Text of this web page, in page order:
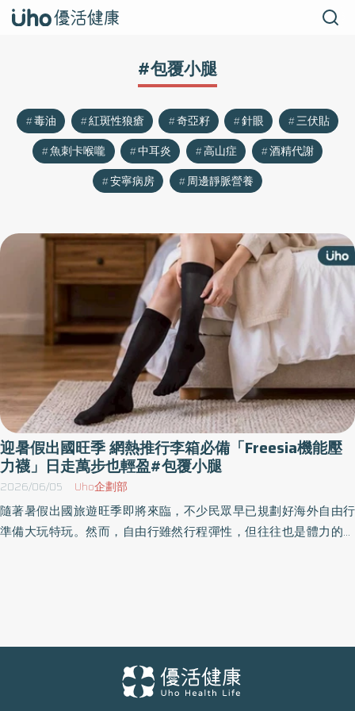
#包覆小腿
毒油 紅斑性狼瘡 奇亞籽 針眼
三伏貼
魚刺卡喉嚨
中耳炎 高山症
酒精代謝
安寧病房
周邊靜脈營養
迎暑假出國旺季 網熱推行李箱必備「Freesia機能壓
力襪」日走萬步也輕盈#包覆小腿
2026/06/05 Uho企劃部
隨著暑假出國旅遊旺季即將來臨，不少民眾早已規劃好海外自由行
準備大玩特玩。然而，自由行雖然行程彈性，但往往也是體力的大
機能防護裝備，但其實高強度的旅遊步行，更需要肌肉的穩定性。
近期在旅遊社群與網路討論中，有越來越多消費者分享使用「機能